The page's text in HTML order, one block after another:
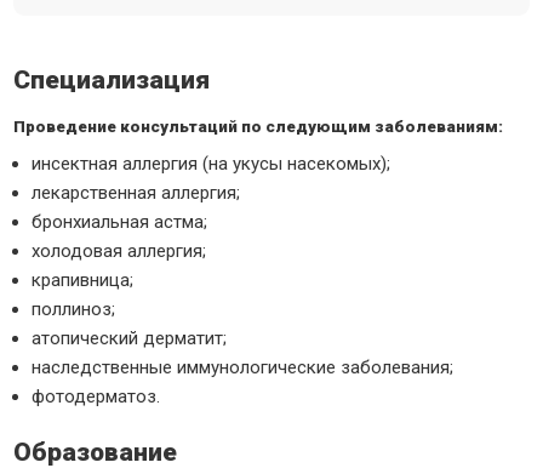
Специализация
Проведение консультаций по следующим заболеваниям:
инсектная аллергия (на укусы насекомых);
лекарственная аллергия;
бронхиальная астма;
холодовая аллергия;
крапивница;
поллиноз;
атопический дерматит;
наследственные иммунологические заболевания;
фотодерматоз.
Образование